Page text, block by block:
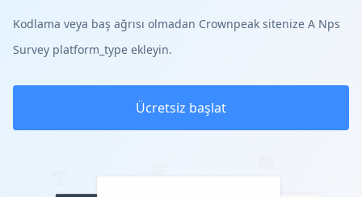
Kodlama veya baş ağrısı olmadan Crownpeak sitenize A Nps
Survey platform_type ekleyin.
Ücretsiz başlat